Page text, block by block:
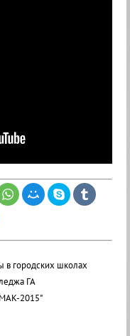
городских школах
ГА
2015"